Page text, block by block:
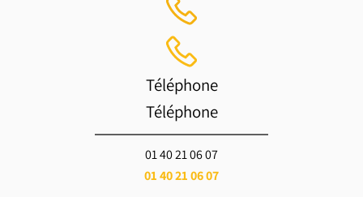
Téléphone
Téléphone
01 40 21 06 07
01 40 21 06 07